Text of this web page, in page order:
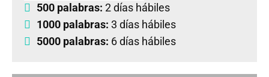
500 palabras: 2 días hábiles
1000 palabras: 3 días hábiles
5000 palabras: 6 días hábiles